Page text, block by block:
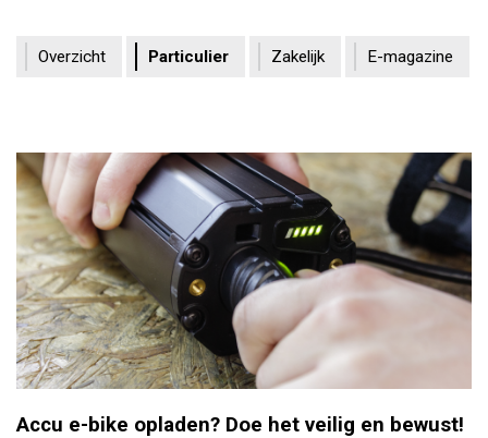
Overzicht Particulier Zakelijk E-magazine
Accu e-bike opladen? Doe het veilig en bewust!